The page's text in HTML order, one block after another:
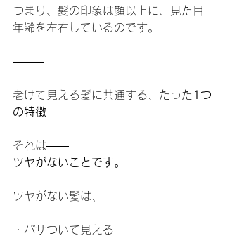
つまり、髪の印象は顔以上に、見た目
年齢を左右しているのです。
⸻
老けて見える髪に共通する、たった 1つ
の特徴
それは――
ツヤがないことです。
ツヤがない髪は、
・パサついて見える